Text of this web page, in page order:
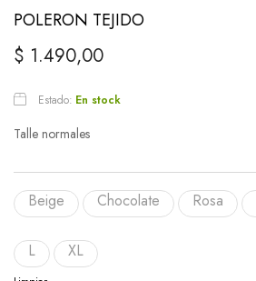
POLERON TEJIDO
$ 1.490,00
Estado: En stock
Talle normales
Beige Chocolate Rosa
L XL